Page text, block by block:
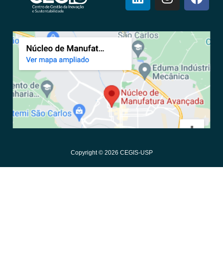
Copyright © 2026 CEGIS-USP